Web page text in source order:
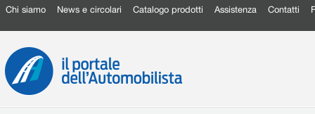
Chi siamo News e circolari Catalogo prodotti Assistenza Contatti